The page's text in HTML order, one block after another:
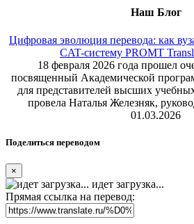
Наш Блог
Цифровая эволюция перевода: как
CAT-систему PROMT
18 февраля 2026 года прошел
посвященный Академической
для представителей высших
провела Наталья Железняк,
01.03.2026
Поделиться переводом
×
идет загрузка...
Прямая ссылка на перевод: